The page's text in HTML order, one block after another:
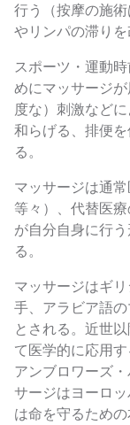
行う（按摩の施
やリンパの滞り
スポーツ・運動
めにマッサージ
度な）刺激など
和らげる、排便
る。
マッサージは通
等々）、代替医
が自分自身に行
る。
マッサージはギ
手、アラビア語
とされる。近世
て医学的に応用
アンブロワーズ
サージはヨーロ
は命を守るため